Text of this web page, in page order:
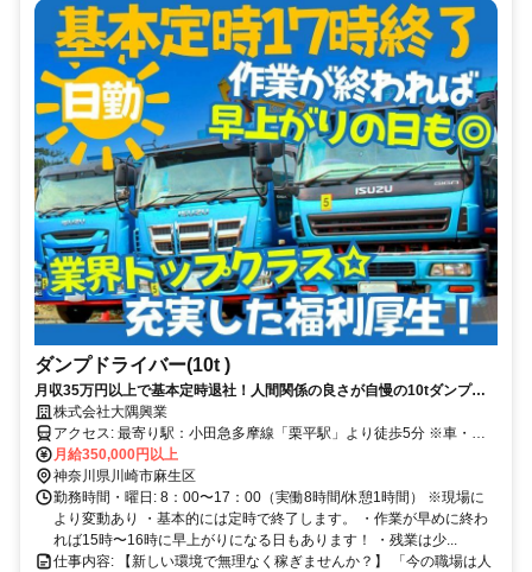
ダンプドライバー(10t )
月収35万円以上で基本定時退社！人間関係の良さが自慢の10tダンプド
ライバー
株式会社大隅興業
アクセス: 最寄り駅：小田急多摩線「栗平駅」より徒歩5分 ※車・バ
イク通勤OK
月給350,000円以上
神奈川県川崎市麻生区
勤務時間・曜日: 8：00〜17：00（実働8時間/休憩1時間） ※現場に
より変動あり ・基本的には定時で終了します。 ・作業が早めに終わ
れば15時〜16時に早上がりになる日もあります！ ・残業は少...
仕事内容: 【新しい環境で無理なく稼ぎませんか？】 「今の職場は人